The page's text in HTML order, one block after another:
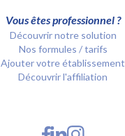
Vous êtes professionnel ?
Découvrir notre solution
Nos formules / tarifs
Ajouter votre établissement
Découvrir l'affiliation